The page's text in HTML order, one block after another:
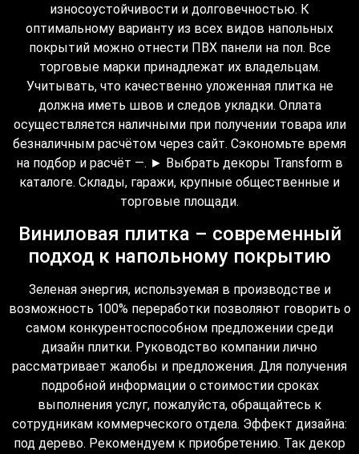
износоустойчивости и долговечностью. К
оптимальному варианту из всех видов напольных
покрытий можно отнести ПВХ панели на пол. Все
торговые марки принадлежат их владельцам.
Учитывать, что качественно уложенная плитка не
должна иметь швов и следов укладки. Оплата
осуществляется наличными при получении товара или
безналичным расчётом через сайт. Сэкономьте время
на подбор и расчёт —. ► Выбрать декоры Transform в
каталоге. Склады, гаражи, крупные общественные и
торговые площади.
Виниловая плитка – современный
подход к напольному покрытию
Зеленая энергия, используемая в производстве и
возможность 100% переработки позволяют говорить о
самом конкурентоспособном предложении среди
дизайн плитки. Руководство компании лично
рассматривает жалобы и предложения. Для получения
подробной информации о стоимостии сроках
выполнения услуг, пожалуйста, обращайтесь к
сотрудникам коммерческого отдела. Эффект дизайна:
под дерево. Рекомендуем к приобретению. Так декор